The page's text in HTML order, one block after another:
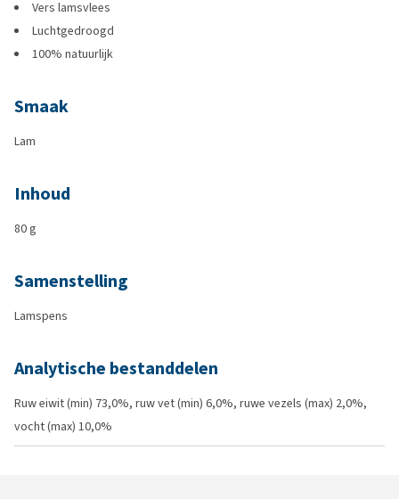
Vers lamsvlees
Luchtgedroogd
100% natuurlijk
Smaak
Lam
Inhoud
80 g
Samenstelling
Lamspens
Analytische bestanddelen
Ruw eiwit (min) 73,0%, ruw vet (min) 6,0%, ruwe vezels (max) 2,0%,
vocht (max) 10,0%